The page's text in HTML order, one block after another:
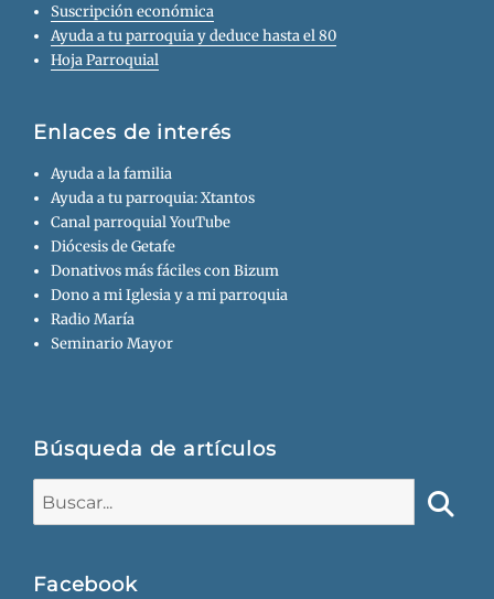
Suscripción económica
Ayuda a tu parroquia y deduce hasta el 80
Hoja Parroquial
Enlaces de interés
Ayuda a la familia
Ayuda a tu parroquia: Xtantos
Canal parroquial YouTube
Diócesis de Getafe
Donativos más fáciles con Bizum
Dono a mi Iglesia y a mi parroquia
Radio María
Seminario Mayor
Búsqueda de artículos
Facebook